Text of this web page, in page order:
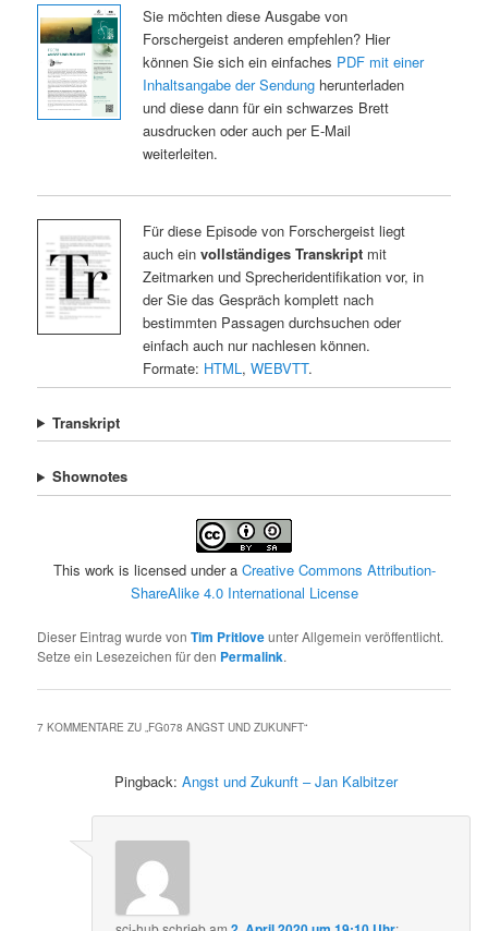
Sie möchten diese Ausgabe von
Forschergeist anderen empfehlen? Hier
können Sie sich ein einfaches PDF mit einer
Inhaltsangabe der Sendungherunterladen
und diese dann für ein schwarzes Brett
ausdrucken oder auch per E-Mail
weiterleiten.
Für diese Episode von Forschergeist liegt
auch ein vollständiges Transkriptmit
Zeitmarken und Sprecheridentifikation vor, in
der Sie das Gespräch komplett nach
bestimmten Passagen durchsuchen oder
einfach auch nur nachlesen können.
Formate: HTML, WEBVTT.
Transkript
Shownotes
This work is licensed under a Creative Commons Attribution-
ShareAlike 4.0 International License
Dieser Eintrag wurde vonTim Pritloveunter Allgemein veröffentlicht.
Setze ein Lesezeichen für den Permalink.
7 KOMMENTARE ZU „FG078 ANGST UND ZUKUNFT“
Pingback:Angst und Zukunft – Jan Kalbitzer